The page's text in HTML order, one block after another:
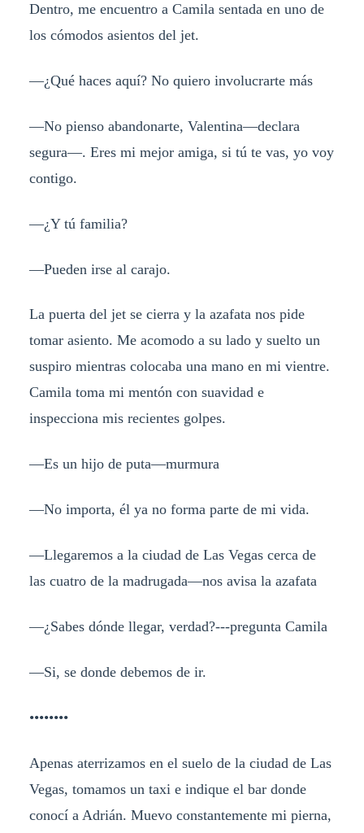
Dentro, me encuentro a Camila sentada en uno de
los cómodos asientos del jet.
—¿Qué haces aquí? No quiero involucrarte más
—No pienso abandonarte, Valentina—declara
segura—. Eres mi mejor amiga, si tú te vas, yo voy
contigo.
—¿Y tú familia?
—Pueden irse al carajo.
La puerta del jet se cierra y la azafata nos pide
tomar asiento. Me acomodo a su lado y suelto un
suspiro mientras colocaba una mano en mi vientre.
Camila toma mi mentón con suavidad e
inspecciona mis recientes golpes.
—Es un hijo de puta—murmura
—No importa, él ya no forma parte de mi vida.
—Llegaremos a la ciudad de Las Vegas cerca de
las cuatro de la madrugada—nos avisa la azafata
—¿Sabes dónde llegar, verdad?---pregunta Camila
—Si, se donde debemos de ir.
••••••••
Apenas aterrizamos en el suelo de la ciudad de Las
Vegas, tomamos un taxi e indique el bar donde
conocí a Adrián. Muevo constantemente mi pierna,